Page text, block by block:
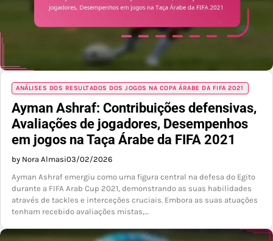
ANÁLISES DOS RESULTADOS DOS JOGOS NA COPA ÁRABE DA FIFA 2021
Ayman Ashraf: Contribuições defensivas,
Avaliações de jogadores, Desempenhos
em jogos na Taça Árabe da FIFA 2021
by Nora Almasi03/02/2026
Ayman Ashraf emergiu como uma figura central na defesa do Egito
durante a FIFA Arab Cup 2021, demonstrando as suas habilidades
através de tackles e interceções cruciais. Embora as suas atuações
tenham recebido avaliações mistas,…